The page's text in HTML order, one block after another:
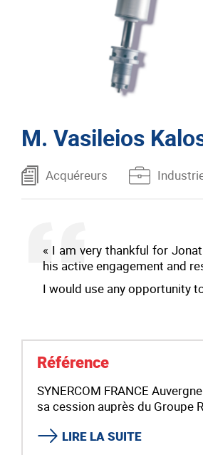
M. Vasileios
Acquéreurs
« I am very thankful for
his active engagement and
I would use any opportunity
Référence
SYNERCOM FRANCE
sa cession auprès du Groupe
LIRE LA SUITE